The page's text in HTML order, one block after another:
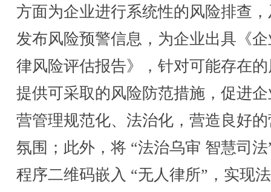
方面为企业进行系统性的风险排查
发布风险预警信息，为企业出具《
律风险评估报告》，针对可能存在
提供可采取的风险防范措施，促进
营管理规范化、法治化，营造良好
氛围；此外，将 “法治乌审 智慧司法
程序二维码嵌入 “无人律所”，实现